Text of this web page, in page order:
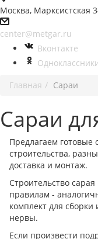
Москва, Марксистская
center@metgar.ru
Вконтакте
Главная
Сараи
Сараи
Предлагаем
строительства,
доставка и монтаж.
Строительство
правилам -
комплект для
нервы.
Если произвести